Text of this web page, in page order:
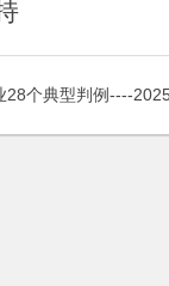
个典型判例----